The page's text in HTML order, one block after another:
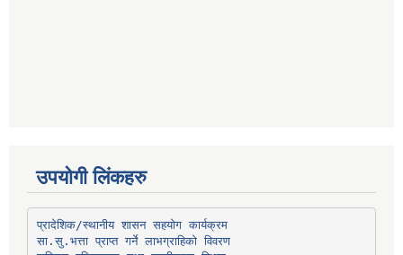
उपयोगी लिंकहरु
प्रादेशिक/स्थानीय शासन सहयोग कार्यक्रम
सा.सु.भत्ता प्राप्त गर्ने लाभग्राहिको विवरण